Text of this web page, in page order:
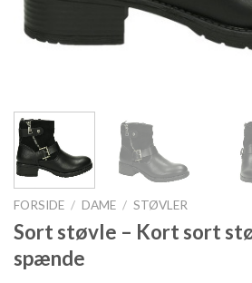
FORSIDE / DAME / STØVLER
Sort støvle – Kort sort
spænde